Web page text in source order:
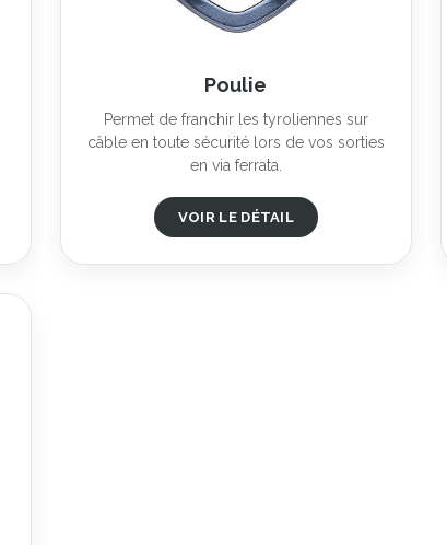
Poulie
Permet de franchir les tyroliennes sur
câble en toute sécurité lors de vos sorties
en via ferrata.
VOIR LE DÉTAIL